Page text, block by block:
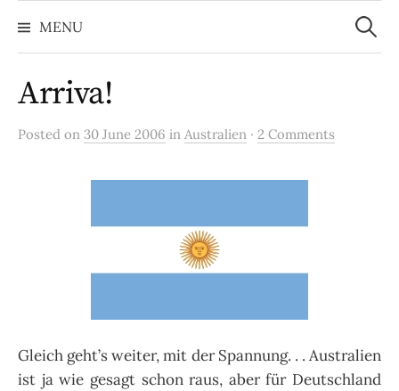
to
content
MENU
Search
for:
Arriva!
Posted on 30 June 2006 in Australien · 2 Comments
Gleich geht’s weiter, mit der Spannung. . . Australien
ist ja wie gesagt schon raus, aber für Deutschland